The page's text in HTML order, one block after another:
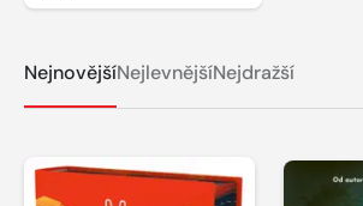
NejnovějšíNejlevnějšíNejdražší